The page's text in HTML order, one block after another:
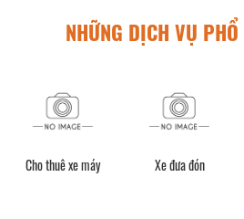
NHỮNG DỊCH VỤ
Cho thuê xe máy Xe đưa đón